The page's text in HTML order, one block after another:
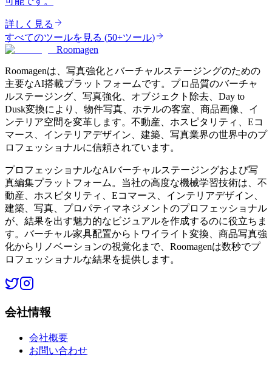
詳しく見る
すべてのツールを見る (50+ツール)
Roomagen
Roomagenは、写真強化とバーチャルステージングのための
主要なAI搭載プラットフォームです。プロ品質のバーチャ
ルステージング、写真強化、オブジェクト除去、Day to
Dusk変換により、物件写真、ホテルの客室、商品画像、イ
ンテリア空間を変革します。不動産、ホスピタリティ、Eコ
マース、インテリアデザイン、建築、写真業界の世界中のプ
ロフェッショナルに信頼されています。
プロフェッショナルなAIバーチャルステージングおよび写
真編集プラットフォーム。当社の高度な機械学習技術は、不
動産、ホスピタリティ、Eコマース、インテリアデザイン、
建築、写真、プロパティマネジメントのプロフェッショナル
が、結果を出す魅力的なビジュアルを作成するのに役立ちま
す。バーチャル家具配置からトワイライト変換、商品写真強
化からリノベーションの視覚化まで、Roomagenは数秒でプ
ロフェッショナルな結果を提供します。
会社情報
会社概要
お問い合わせ